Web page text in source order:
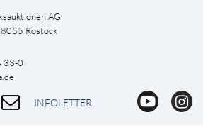
AG
Rostock
0
INFOLETTER